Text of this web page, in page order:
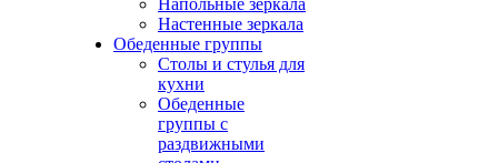
Напольные зеркала
Настенные зеркала
Обеденные группы
Столы и стулья для
кухни
Обеденные
группы с
раздвижными